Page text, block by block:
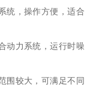
统，操作方便，适合
动力系统，运行时噪
围较大，可满足不同